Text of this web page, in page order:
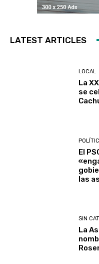
LATEST ARTICLES
LOCAL
La
se
El
las
SIN
La